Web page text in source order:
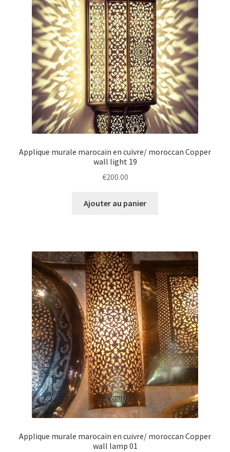
Applique murale marocain en cuivre/ moroccan Copper
wall light 19
€200.00
Ajouter au panier
Applique murale marocain en cuivre/ moroccan Copper
wall lamp 01